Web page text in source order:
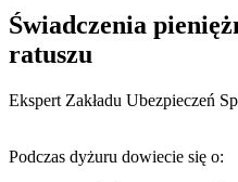
Świadczenia
ratuszu
Ekspert Zakładu Ubezpieczeń
Podczas dyżuru dowiecie się o: